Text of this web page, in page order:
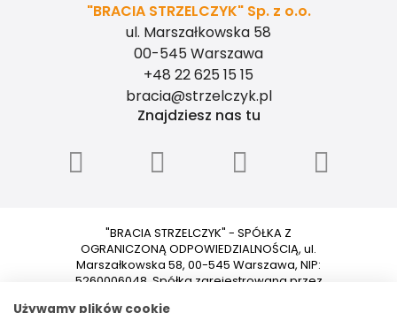
"BRACIA STRZELCZYK" Sp. z o.o.
ul. Marszałkowska 58
00-545 Warszawa
+48 22 625 15 15
bracia@strzelczyk.pl
Znajdziesz nas tu
"BRACIA STRZELCZYK" - SPÓŁKA Z
OGRANICZONĄ ODPOWIEDZIALNOŚCIĄ, ul.
Marszałkowska 58, 00-545 Warszawa, NIP:
5260006048, Spółka zarejestrowana przez
Używamy plików cookie